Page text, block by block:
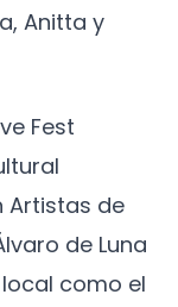
Anitta y
Fest
Artistas de
de Luna
como el